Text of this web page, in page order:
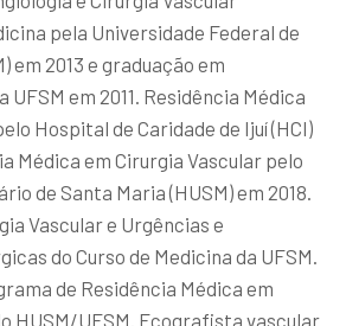
pela Universidade Federal de
em 2013 e graduação em
em 2011. Residência Médica
Hospital de Caridade de Ijuí (HCI)
Médica em Cirurgia Vascular pelo
de Santa Maria (HUSM) em 2018.
Vascular e Urgências e
do Curso de Medicina da UFSM.
de Residência Médica em
HUSM/UFSM. Ecografista vascular